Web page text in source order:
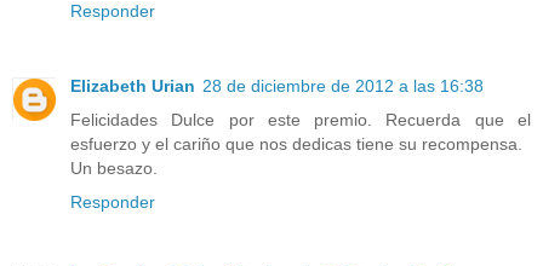
Responder
Elizabeth Urian 28 de diciembre de 2012 a las 16:38
Felicidades Dulce por este premio. Recuerda que el
esfuerzo y el cariño que nos dedicas tiene su recompensa.
Un besazo.
Responder